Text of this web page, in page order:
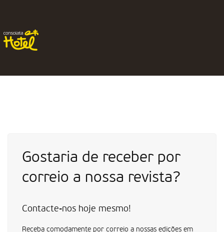
Gostaria de receber por
correio a nossa revista?
Contacte-nos hoje mesmo!
Receba comodamente por correio a nossas edições em